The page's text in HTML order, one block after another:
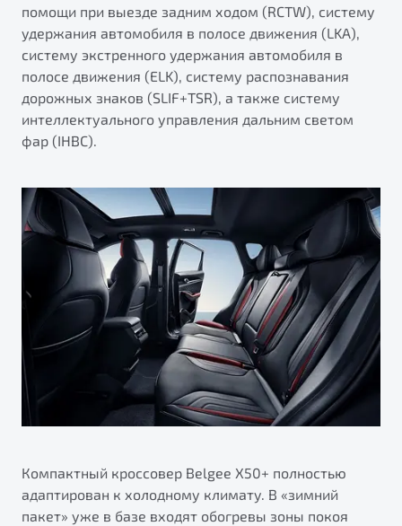
помощи при выезде задним ходом (RCTW), систему
удержания автомобиля в полосе движения (LKA),
систему экстренного удержания автомобиля в
полосе движения (ELK), систему распознавания
дорожных знаков (SLIF+TSR), а также систему
интеллектуального управления дальним светом
фар (IHBC).
Компактный кроссовер Belgee X50+ полностью
адаптирован к холодному климату. В «зимний
пакет» уже в базе входят обогревы зоны покоя